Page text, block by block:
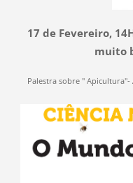
17 de Fevereiro,
muito
Palestra sobre " Apicultura"-